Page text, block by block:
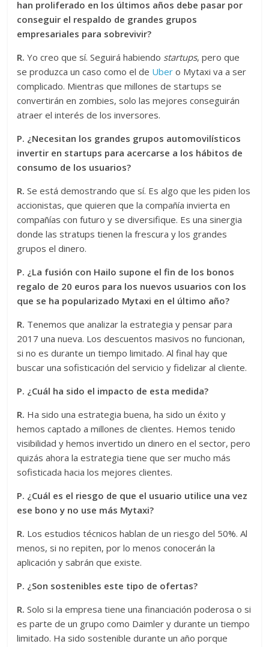
han proliferado en los últimos años debe pasar por
conseguir el respaldo de grandes grupos
empresariales para sobrevivir?
R. Yo creo que sí. Seguirá habiendo startups, pero que
se produzca un caso como el de Uber o Mytaxi va a ser
complicado. Mientras que millones de startups se
convertirán en zombies, solo las mejores conseguirán
atraer el interés de los inversores.
P. ¿Necesitan los grandes grupos automovilísticos
invertir en startups para acercarse a los hábitos de
consumo de los usuarios?
R. Se está demostrando que sí. Es algo que les piden los
accionistas, que quieren que la compañía invierta en
compañías con futuro y se diversifique. Es una sinergia
donde las stratups tienen la frescura y los grandes
grupos el dinero.
P. ¿La fusión con Hailo supone el fin de los bonos
regalo de 20 euros para los nuevos usuarios con los
que se ha popularizado Mytaxi en el último año?
R. Tenemos que analizar la estrategia y pensar para
2017 una nueva. Los descuentos masivos no funcionan,
si no es durante un tiempo limitado. Al final hay que
buscar una sofisticación del servicio y fidelizar al cliente.
P. ¿Cuál ha sido el impacto de esta medida?
R. Ha sido una estrategia buena, ha sido un éxito y
hemos captado a millones de clientes. Hemos tenido
visibilidad y hemos invertido un dinero en el sector, pero
quizás ahora la estrategia tiene que ser mucho más
sofisticada hacia los mejores clientes.
P. ¿Cuál es el riesgo de que el usuario utilice una vez
ese bono y no use más Mytaxi?
R. Los estudios técnicos hablan de un riesgo del 50%. Al
menos, si no repiten, por lo menos conocerán la
aplicación y sabrán que existe.
P. ¿Son sostenibles este tipo de ofertas?
R. Solo si la empresa tiene una financiación poderosa o si
es parte de un grupo como Daimler y durante un tiempo
limitado. Ha sido sostenible durante un año porque